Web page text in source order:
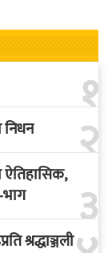
१
२
३
ऐतिहासिक,
श्रद्धाञ्जली